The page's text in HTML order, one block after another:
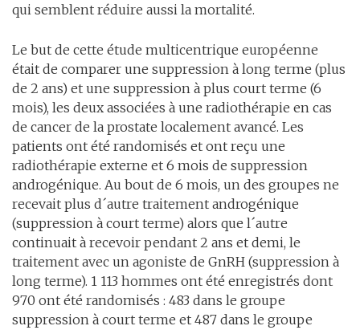
qui semblent réduire aussi la mortalité.
Le but de cette étude multicentrique européenne
était de comparer une suppression à long terme (plus
de 2 ans) et une suppression à plus court terme (6
mois), les deux associées à une radiothérapie en cas
de cancer de la prostate localement avancé. Les
patients ont été randomisés et ont reçu une
radiothérapie externe et 6 mois de suppression
androgénique. Au bout de 6 mois, un des groupes ne
recevait plus d´autre traitement androgénique
(suppression à court terme) alors que l´autre
continuait à recevoir pendant 2 ans et demi, le
traitement avec un agoniste de GnRH (suppression à
long terme). 1 113 hommes ont été enregistrés dont
970 ont été randomisés : 483 dans le groupe
suppression à court terme et 487 dans le groupe